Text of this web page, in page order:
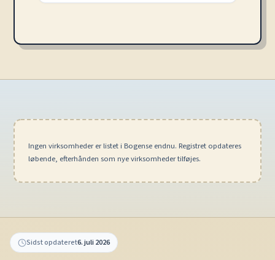
Ingen virksomheder er listet i Bogense endnu. Registret opdateres
løbende, efterhånden som nye virksomheder tilføjes.
Sidst opdateret6. juli 2026